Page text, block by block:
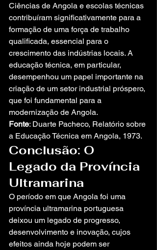
Ciências de Angola e escolas técnicas
contribuíram significativamente para a
formação de uma força de trabalho
qualificada, essencial para o
crescimento das indústrias locais. A
educação técnica, em particular,
desempenhou um papel importante na
criação de um setor industrial próspero,
que foi fundamental para a
modernização de Angola.
Fonte: Duarte Pacheco, Relatório sobre
a Educação Técnica em Angola, 1973.
Conclusão: O
Legado da Província
Ultramarina
O período em que Angola foi uma
província ultramarina portuguesa
deixou um legado de progresso,
desenvolvimento e inovação, cujos
efeitos ainda hoje podem ser